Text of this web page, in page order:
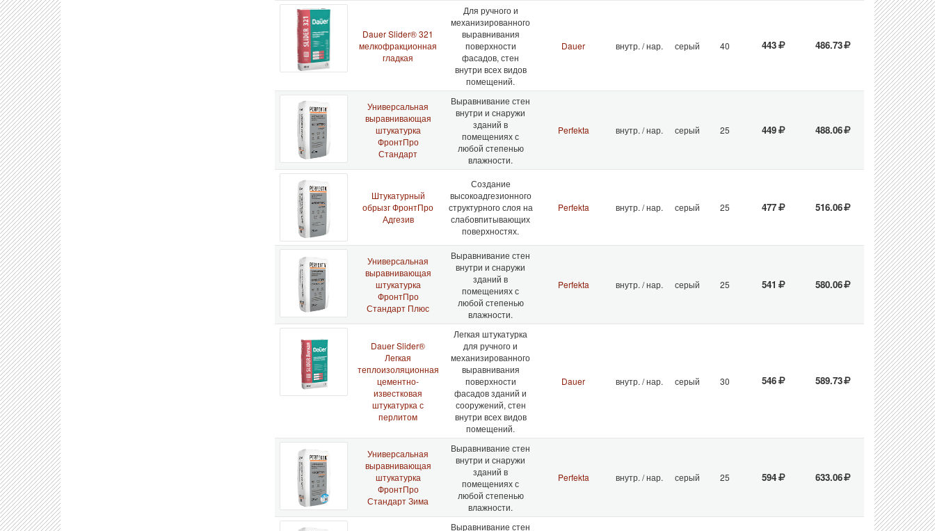
Dauer Slider® 321
мелкофракционная
гладкая
Для ручного и
механизированного
выравнивания
поверхности
фасадов, стен
внутри всех видов
помещений.
Dauer внутр. / нар. серый 40 443 486.73
Универсальная
выравнивающая
штукатурка
ФронтПро
Стандарт
Выравнивание стен
внутри и снаружи
зданий в
помещениях с
любой степенью
влажности.
Perfekta внутр. / нар. серый 25 449 488.06
Штукатурный
обрызг ФронтПро
Адгезив
Создание
высокоадгезионного
структурного слоя на
слабовпитывающих
поверхностях.
Perfekta внутр. / нар. серый 25 477 516.06
Универсальная
выравнивающая
штукатурка
ФронтПро
Стандарт Плюс
Выравнивание стен
внутри и снаружи
зданий в
помещениях с
любой степенью
влажности.
Perfekta внутр. / нар. серый 25 541 580.06
Dauer Slider®
Легкая
теплоизоляционная
цементно-
известковая
штукатурка с
перлитом
Легкая штукатурка
для ручного и
механизированного
выравнивания
поверхности
фасадов зданий и
сооружений, стен
внутри всех видов
помещений.
Dauer внутр. / нар. серый 30 546 589.73
Универсальная
выравнивающая
штукатурка
ФронтПро
Стандарт Зима
Выравнивание стен
внутри и снаружи
зданий в
помещениях с
любой степенью
влажности.
Perfekta внутр. / нар. серый 25 594 633.06
Выравнивание стен